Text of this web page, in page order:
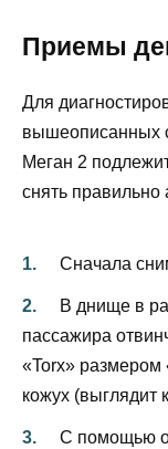
Приемы
Для
вышеописанных
Меган 2
снять
Сначала
В днище в
пассажира
«Torx» размером
кожух (выглядит
С помощью